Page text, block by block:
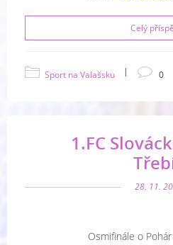
Celý
Sport na Valašsku | 0
1.FC
28. 11.
Osmifinále o